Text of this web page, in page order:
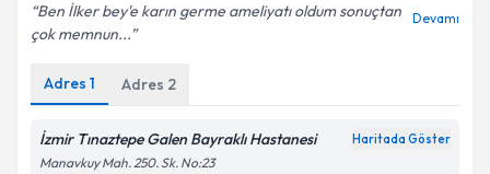
Ben İlker bey'e karın germe ameliyatı oldum sonuçtan
çok memnun...
Devamı
Adres 1 Adres 2
İzmir Tınaztepe Galen Bayraklı Hastanesi Haritada Göster
Manavkuy Mah. 250. Sk. No:23